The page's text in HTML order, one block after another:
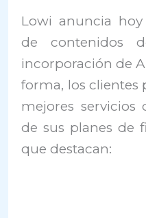
Lowi anuncia
de contenidos
incorporación de
forma, los clientes
mejores servicios
de sus planes de
que destacan: